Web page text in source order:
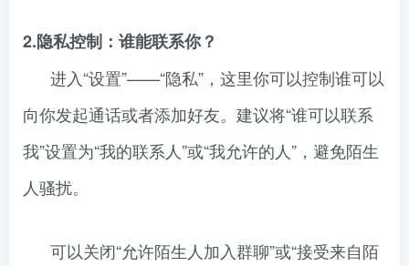
2.隐私控制：谁能联系你？
进入“设置”——“隐私”，这里你可以控制谁可以
向你发起通话或者添加好友。建议将“谁可以联系
我”设置为“我的联系人”或“我允许的人”，避免陌生
人骚扰。
可以关闭“允许陌生人加入群聊”或“接受来自陌